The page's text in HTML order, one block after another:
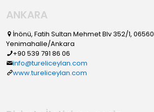
ANKARA
İnönü, Fatih Sultan Mehmet Blv 352/1, 06560
Yenimahalle/Ankara
+90 539 791 86 06
info@tureliceylan.com
www.tureliceylan.com